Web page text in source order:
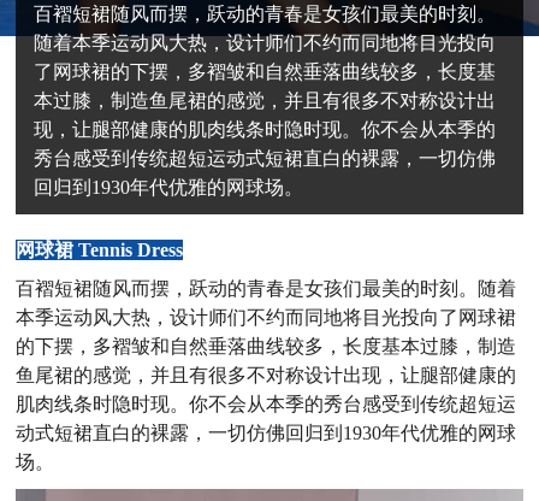
百褶短裙随风而摆，跃动的青春是女孩们最美的时刻。
随着本季运动风大热，设计师们不约而同地将目光投向
了网球裙的下摆，多褶皱和自然垂落曲线较多，长度基
本过膝，制造鱼尾裙的感觉，并且有很多不对称设计出
现，让腿部健康的肌肉线条时隐时现。你不会从本季的
秀台感受到传统超短运动式短裙直白的裸露，一切仿佛
回归到1930年代优雅的网球场。
网球裙 Tennis Dress
百褶短裙随风而摆，跃动的青春是女孩们最美的时刻。随着
本季运动风大热，设计师们不约而同地将目光投向了网球裙
的下摆，多褶皱和自然垂落曲线较多，长度基本过膝，制造
鱼尾裙的感觉，并且有很多不对称设计出现，让腿部健康的
肌肉线条时隐时现。你不会从本季的秀台感受到传统超短运
动式短裙直白的裸露，一切仿佛回归到1930年代优雅的网球
场。